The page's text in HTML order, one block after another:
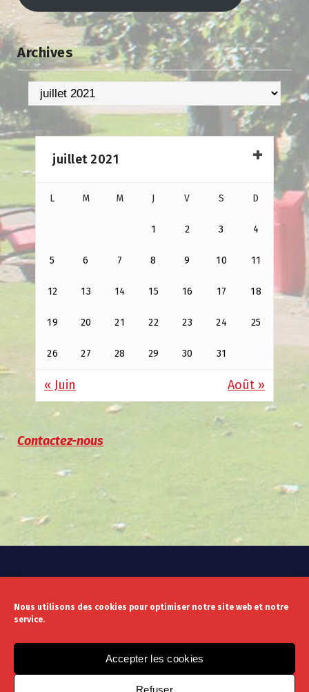
Nous utilisons des cookies pour optimiser notre site web et notre
service.
Accepter les cookies
Refuser
Archives
Archives
juillet 2021
L M M J V S D
1 2 3 4
5 6 7 8 9 10 11
12 13 14 15 16 17 18
19 20 21 22 23 24 25
26 27 28 29 30 31
« Juin Août »
Contactez-nous
Mentions légales
Politique de confidentialité